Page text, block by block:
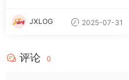
JXLOG 2025-07-31
评论 0